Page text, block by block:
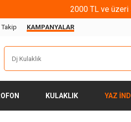
2000 TL ve
KAMPANYALAR
KULAKLIK YAZ